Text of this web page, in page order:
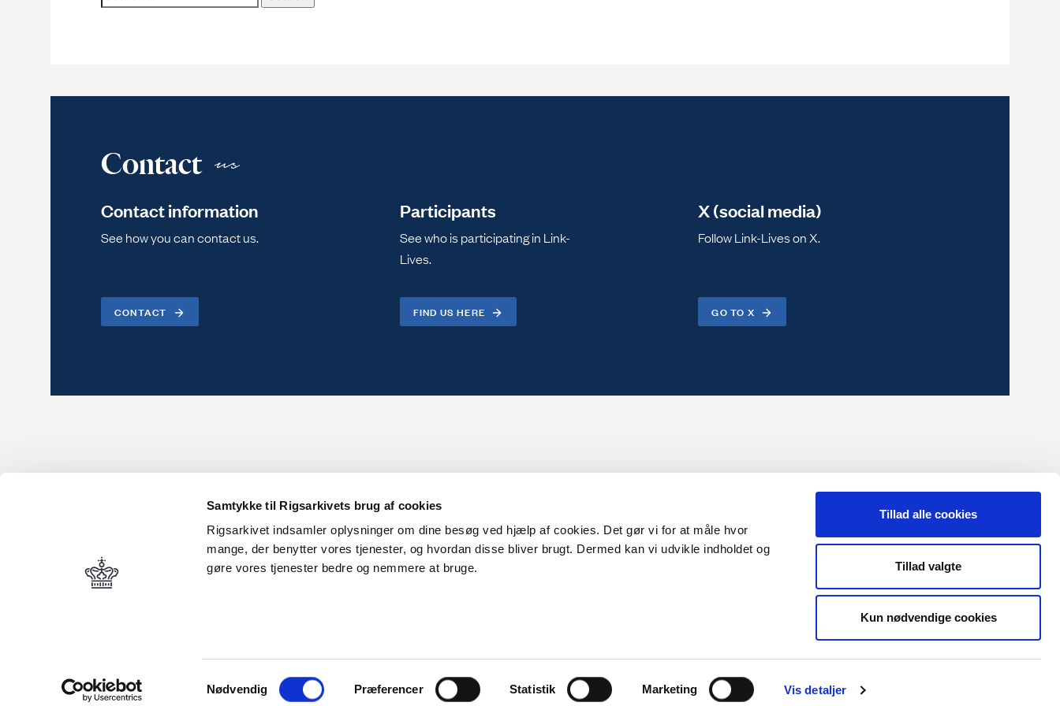
Samtykke til Rigsarkivets brug af cookies
Rigsarkivet indsamler oplysninger om dine besøg ved hjælp af cookies. Det gør vi for at måle hvor
mange, der benytter vores tjenester, og hvordan disse bliver brugt. Dermed kan vi udvikle indholdet og
gøre vores tjenester bedre og nemmere at bruge.
Samtykkevalg
Nødvendig Præferencer Statistik Marketing Vis detaljer
Tillad alle cookies
Tillad valgte
Kun nødvendige cookies
for:
Contact us
Contact information
See how you can contact us.
CONTACT
Participants
See who is participating in Link-
Lives.
FIND US HERE
X (social media)
Follow Link-Lives on X.
GO TO X
Links
The project Link-Lives
Copyright © 2019 Link-Lives. All rights reserved